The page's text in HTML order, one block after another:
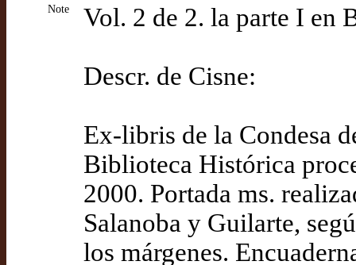
Note Vol. 2 de 2. la parte I en
Descr. de Cisne:
Ex-libris de la Condesa
Biblioteca Histórica
2000. Portada ms.
Salanoba y Guilarte,
los márgenes.